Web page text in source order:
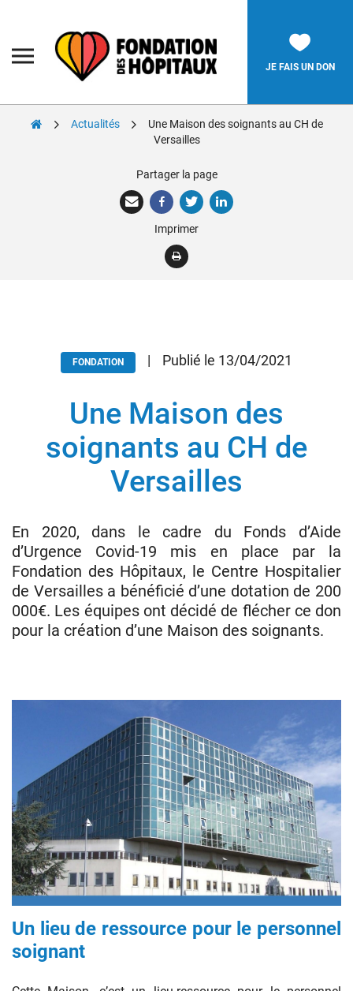
des
Hôpitaux
JE FAIS UN DON
Nous soutenir
Actualités
Une Maison des soignants au CH de
Versailles
Partager la page
Imprimer
FONDATION | Publié le 13/04/2021
Une Maison des
soignants au CH de
Versailles
En 2020, dans le cadre du Fonds d’Aide
d’Urgence Covid-19 mis en place par la
Fondation des Hôpitaux, le Centre Hospitalier
de Versailles a bénéficié d’une dotation de 200
000€. Les équipes ont décidé de flécher ce don
pour la création d’une Maison des soignants.
Un lieu de ressource pour le personnel
soignant